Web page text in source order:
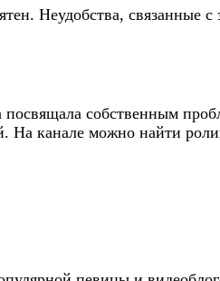
Неудобства, связанные
собственным
На канале можно найти